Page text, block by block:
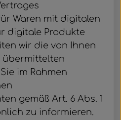
Waren mit digitalen
digitale Produkte
wir die von Ihnen
übermittelten
im Rahmen
gemäß Art. 6 Abs. 1
zu informieren.